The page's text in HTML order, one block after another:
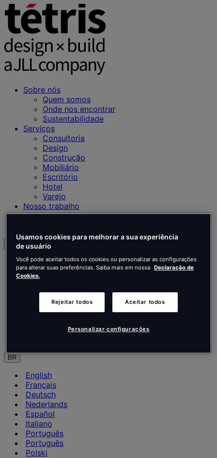
Sobre nós
Quem somos
Onde nos encontrar
Sustentabilidade
Serviços
Consultoria
Design
Construção
Mobiliário
Escritório
Hotel
Varejo
Nosso trabalho
Ideias e Notícias
Português
English
Français
Deutsch
Nederlands
Español
Italiano
BR
English
Français
Deutsch
Nederlands
Español
Italiano
Português
Português
Polski
Usamos cookies para melhorar a sua experiência
de usuário
Você pode aceitar todos os cookies ou personalizar as configurações
para alterar suas preferências. Saiba mais em nossa Declaração de
Cookies.
Rejeitar todos Aceitar todos
Personalizar configurações